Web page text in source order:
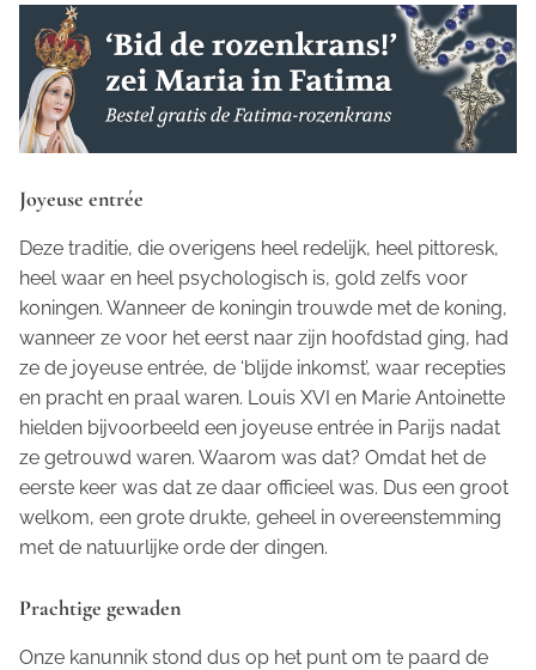
Joyeuse entrée
Deze traditie, die overigens heel redelijk, heel pittoresk,
heel waar en heel psychologisch is, gold zelfs voor
koningen. Wanneer de koningin trouwde met de koning,
wanneer ze voor het eerst naar zijn hoofdstad ging, had
ze de joyeuse entrée, de ‘blijde inkomst’, waar recepties
en pracht en praal waren. Louis XVI en Marie Antoinette
hielden bijvoorbeeld een joyeuse entrée in Parijs nadat
ze getrouwd waren. Waarom was dat? Omdat het de
eerste keer was dat ze daar officieel was. Dus een groot
welkom, een grote drukte, geheel in overeenstemming
met de natuurlijke orde der dingen.
Prachtige gewaden
Onze kanunnik stond dus op het punt om te paard de